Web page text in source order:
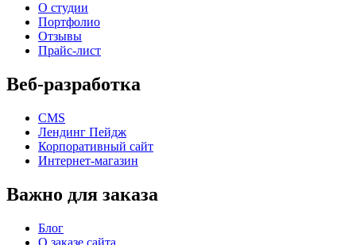
О студии
Портфолио
Отзывы
Прайс-лист
Веб-разработка
CMS
Лендинг Пейдж
Корпоративный сайт
Интернет-магазин
Важно для заказа
Блог
О заказе сайта